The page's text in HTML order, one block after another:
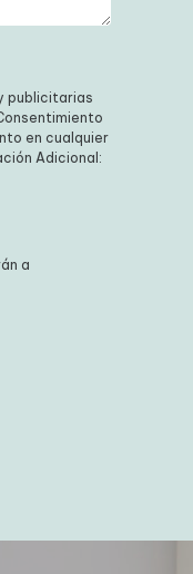
publicitarias
su
a